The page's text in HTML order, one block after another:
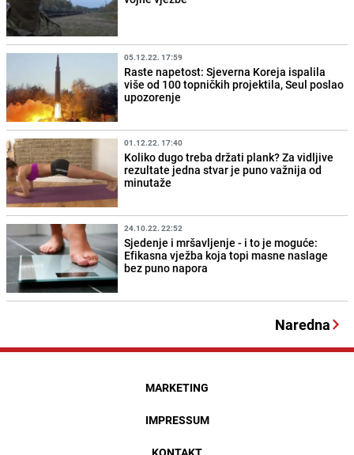
05.12.22. 17:59
Raste napetost: Sjeverna Koreja ispalila
više od 100 topničkih projektila, Seul poslao
upozorenje
01.12.22. 17:40
Koliko dugo treba držati plank? Za vidljive
rezultate jedna stvar je puno važnija od
minutaže
24.10.22. 22:52
Sjedenje i mršavljenje - i to je moguće:
Efikasna vježba koja topi masne naslage
bez puno napora
Naredna
MARKETING
IMPRESSUM